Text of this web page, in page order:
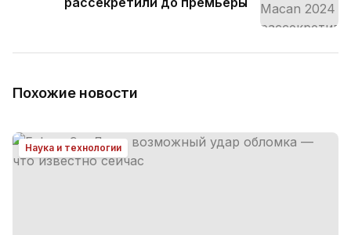
Похожие новости
Наука и технологии